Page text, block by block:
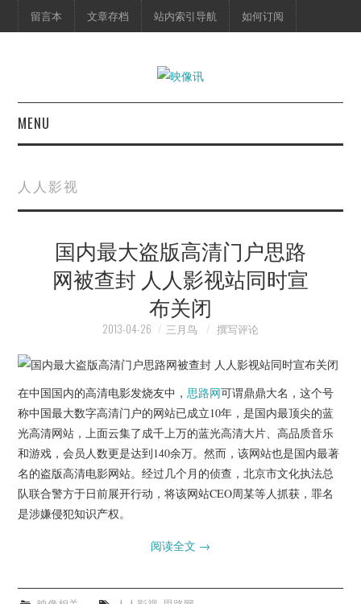
留言本 文章存档 站内索引导航 如何订阅
MENU
映像快讯
预告片
海报剧照
杂七杂八
美剧英剧
电影档期
推荐电影
人人影视
国内最大盗版高清门户思路
网被查封 人人影视站同时宣
布关闭
2013-04-26 三月鸟 撰写评论
在中国国内的高清电影发烧友中，思路网可谓鼎鼎大名，这个号
称中国最大数字高清门户的网站已成立10年，是国内最顶尖的蓝
光高清网站，上面云集了成千上万的蓝光高清大片、高品质音乐
和游戏，会员人数更是达到140余万。然而，该网站也是国内最著
名的盗版高清电影网站。经过几个月的侦查，北京市文化执法总
队联合警方于日前展开行动，将该网站CEO周某等人抓获，罪名
是涉嫌侵犯知识产权。
阅读全文 →